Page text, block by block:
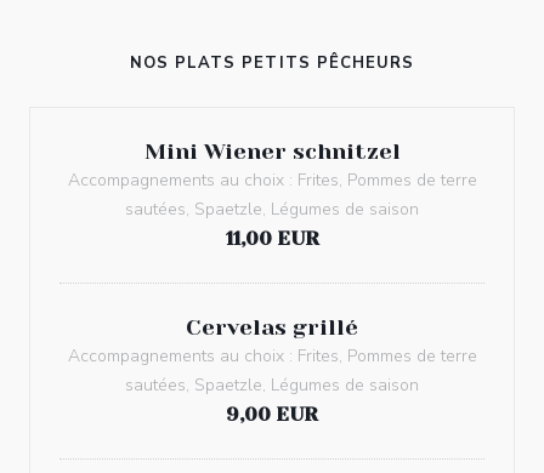
NOS PLATS PETITS PÊCHEURS
Mini Wiener schnitzel
Accompagnements au choix : Frites, Pommes de terre
sautées, Spaetzle, Légumes de saison
11,00 EUR
Cervelas grillé
Accompagnements au choix : Frites, Pommes de terre
sautées, Spaetzle, Légumes de saison
9,00 EUR